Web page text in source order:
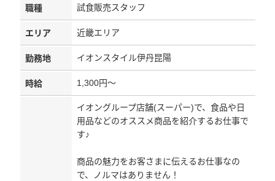
職種 試食販売スタッフ
エリア 近畿エリア
勤務地 イオンスタイル伊丹昆陽
時給 1,300円～
イオングループ店舗(スーパー)で、食品や日
用品などのオススメ商品を紹介するお仕事で
す♪
商品の魅力をお客さまに伝えるお仕事なの
で、ノルマはありません！